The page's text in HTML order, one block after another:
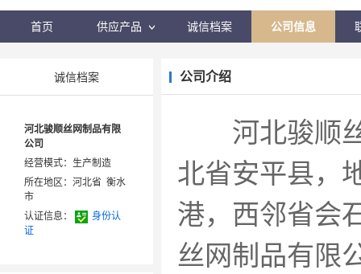
首页 供应产品 诚信档案 公司信息
诚信档案
河北骏顺丝网制品有限
公司
经营模式：生产制造
所在地区：河北省 衡水
市
认证信息：
身份认
证
公司介绍
河北骏顺丝
北省安平县，
港，西邻省
丝网制品有限